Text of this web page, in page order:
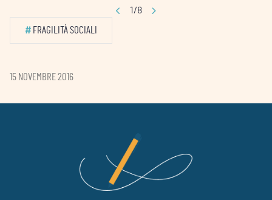
1/8
# FRAGILITÀ SOCIALI
15 NOVEMBRE 2016